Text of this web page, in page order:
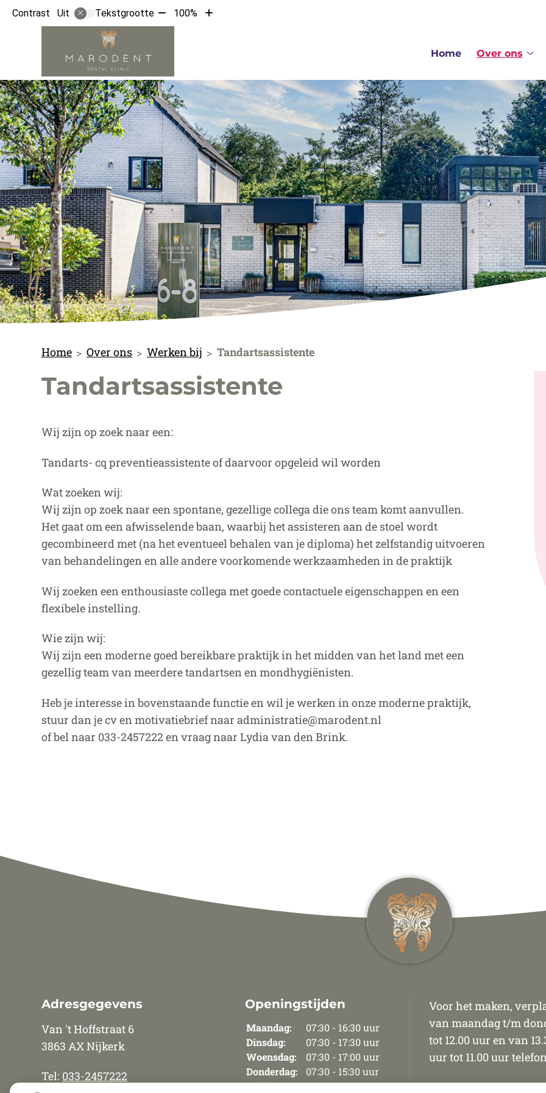
Contrast Uit Tekstgrootte Tekst
verkleinen
100%
Tekst
Home
Over ons
Home Over ons Werken bij Tandartsassistente
Tandartsassistente
Wij zijn op zoek naar een:
Tandarts- cq preventieassistente of daarvoor opgeleid wil worden
Wat zoeken wij:
Wij zijn op zoek naar een spontane, gezellige collega die ons team komt aanvullen.
Het gaat om een afwisselende baan, waarbij het assisteren aan de stoel wordt
gecombineerd met (na het eventueel behalen van je diploma) het zelfstandig uitvoeren
van behandelingen en alle andere voorkomende werkzaamheden in de praktijk
Wij zoeken een enthousiaste collega met goede contactuele eigenschappen en een
flexibele instelling.
Wie zijn wij:
Wij zijn een moderne goed bereikbare praktijk in het midden van het land met een
gezellig team van meerdere tandartsen en mondhygiënisten.
Heb je interesse in bovenstaande functie en wil je werken in onze moderne praktijk,
stuur dan je cv en motivatiebrief naar administratie@marodent.nl
of bel naar 033-2457222 en vraag naar Lydia van den Brink.
Adresgegevens
Van 't Hoffstraat 6
3863 AX Nijkerk
Tel: 033-2457222
Openingstijden
Maandag:
07:30 - 16:30 uur
Dinsdag:
07:30 - 17:30 uur
Woensdag:
07:30 - 17:00 uur
Donderdag:
07:30 - 15:30 uur
Vrijdag:
07:30 - 15.30 uur
Voor het maken,
van maandag t/m
tot 12.00 uur en van
uur tot 11.00 uur
Afspraken kunnen